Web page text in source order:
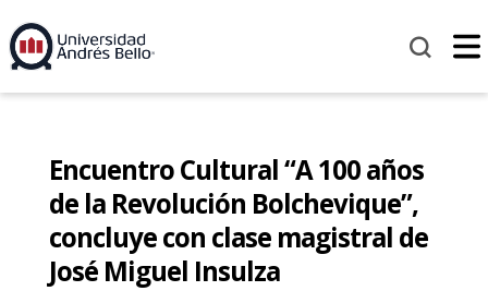
Encuentro Cultural “A 100 años
de la Revolución Bolchevique”,
concluye con clase magistral de
José Miguel Insulza